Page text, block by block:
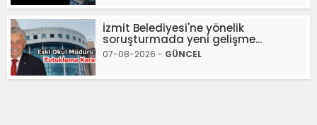
İzmit Belediyesi'ne yönelik
soruşturmada yeni gelişme...
07-08-2026 - GÜNCEL